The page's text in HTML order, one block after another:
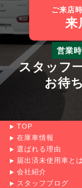
ご来店
来
営業
スタッフ
お待
TOP
在庫車情報
選ばれる理由
届出済未使用車とは
会社紹介
スタッフブログ